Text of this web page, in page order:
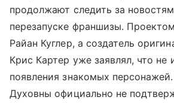
продолжают следить за
перезапуске франшизы.
Райан Куглер, а создатель
Крис Картер уже заявлял, что не
появления знакомых
Духовны официально не